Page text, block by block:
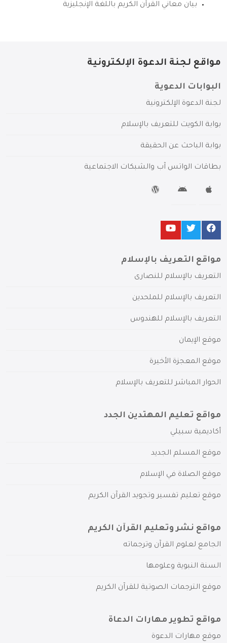
بيان معاني القرآن الكريم باللغة الإنجليزية
مواقع لجنة الدعوة الإلكترونية
البوابات الدعوية
لجنة الدعوة الإلكترونية
بوابة الكويت للتعريف بالإسلام
بوابة الباحث عن الحقيقة
بطاقات الواتس آب والشبكات الاجتماعية
مواقع التعريف بالإسلام
التعريف بالإسلام للنصارى
التعريف بالإسلام للملحدين
التعريف بالإسلام للهندوس
موقع الإيمان
موقع المعجزة الأخيرة
الحوار المباشر للتعريف بالإسلام
مواقع تعليم المهتدين الجدد
أكاديمية سبيلي
موقع المسلم الجديد
موقع الصلاة في الإسلام
موقع تعليم تفسير وتجويد القرآن الكريم
مواقع نشر وتعليم القرآن الكريم
الجامع لعلوم القرآن وترجماته
السنة النبوية وعلومها
موقع الترجمات الصوتية للقرآن الكريم
مواقع تطوير مهارات الدعاة
موقع مهارات الدعوة